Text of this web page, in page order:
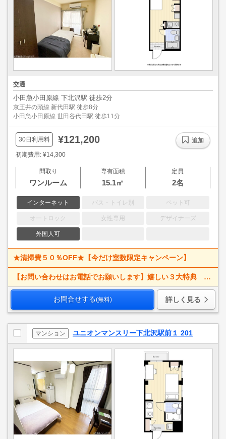
交通
小田急小田原線 下北沢駅 徒歩2分
京王井の頭線 新代田駅 徒歩8分
小田急小田原線 世田谷代田駅 徒歩11分
30日利用料 ¥121,200
初期費用: ¥14,300
間取り
ワンルーム
専有面積
15.1㎡
定員
2名
インターネット バス・トイレ別 ペット可
オートロック 女性専用 デザイナーズ
外国人可
追加
★清掃費５０％OFF★【今だけ室数限定キャンペーン】
【お問い合わせはお電話でお願いします】嬉しい３大特典 賃料大幅値下げ！ 寝具一式＆ベッドメイキング無料＋α
お問合せする(無料) 詳しく見る
マンション ユニオンマンスリー下北沢駅前１ 201